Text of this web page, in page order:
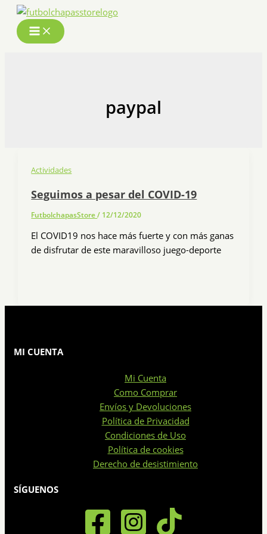
contenido
paypal
Actividades
Seguimos a pesar del COVID-19
FutbolchapasStore/ 12/12/2020
El COVID19 nos hace más fuerte y con más ganas
de disfrutar de este maravilloso juego-deporte
MI CUENTA
Mi Cuenta
Como Comprar
Envíos y Devoluciones
Política de Privacidad
Condiciones de Uso
Política de cookies
Derecho de desistimiento
SÍGUENOS